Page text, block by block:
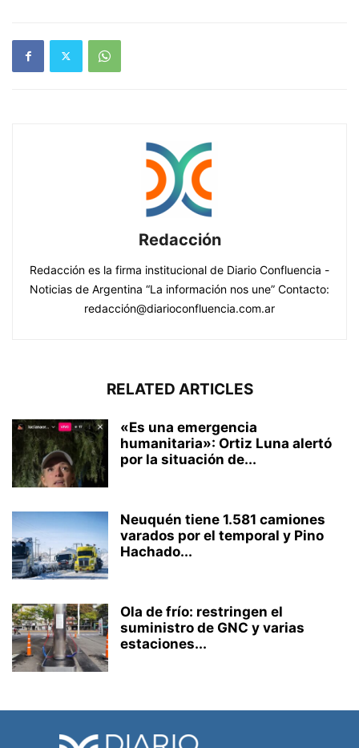
Redacción
Redacción es la firma institucional de Diario Confluencia -
Noticias de Argentina “La información nos une” Contacto:
redacción@diarioconfluencia.com.ar
RELATED ARTICLES
«Es una emergencia
humanitaria»: Ortiz Luna alertó
por la situación de...
Neuquén tiene 1.581 camiones
varados por el temporal y Pino
Hachado...
Ola de frío: restringen el
suministro de GNC y varias
estaciones...